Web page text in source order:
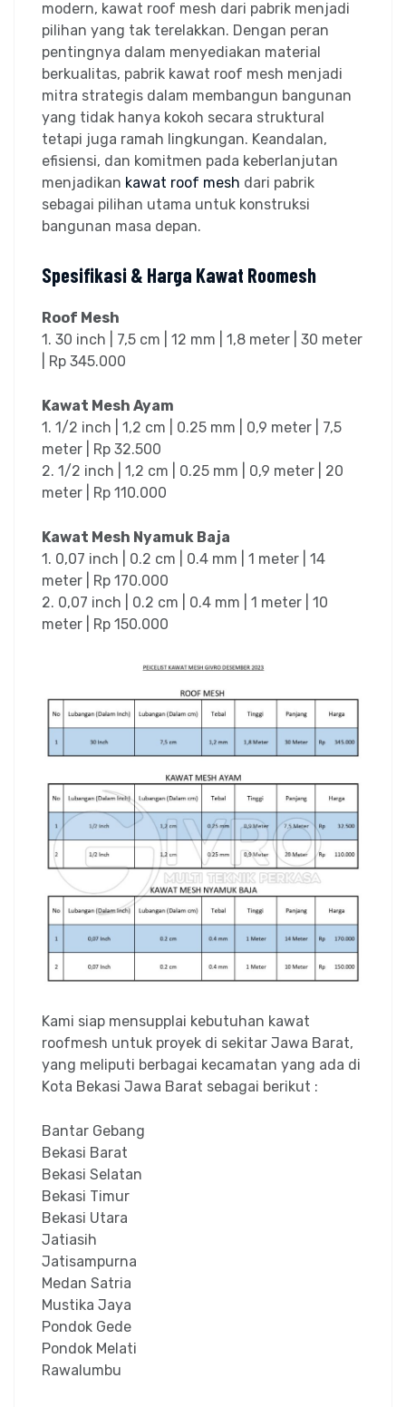
modern, kawat roof mesh dari pabrik menjadi
pilihan yang tak terelakkan. Dengan peran
pentingnya dalam menyediakan material
berkualitas, pabrik kawat roof mesh menjadi
mitra strategis dalam membangun bangunan
yang tidak hanya kokoh secara struktural
tetapi juga ramah lingkungan. Keandalan,
efisiensi, dan komitmen pada keberlanjutan
menjadikan kawat roof mesh dari pabrik
sebagai pilihan utama untuk konstruksi
bangunan masa depan.
Spesifikasi & Harga Kawat Roomesh
Roof Mesh
1. 30 inch | 7,5 cm | 12 mm | 1,8 meter | 30 meter
| Rp 345.000
Kawat Mesh Ayam
1. 1/2 inch | 1,2 cm | 0.25 mm | 0,9 meter | 7,5
meter | Rp 32.500
2. 1/2 inch | 1,2 cm | 0.25 mm | 0,9 meter | 20
meter | Rp 110.000
Kawat Mesh Nyamuk Baja
1. 0,07 inch | 0.2 cm | 0.4 mm | 1 meter | 14
meter | Rp 170.000
2. 0,07 inch | 0.2 cm | 0.4 mm | 1 meter | 10
meter | Rp 150.000
Kami siap mensupplai kebutuhan kawat
roofmesh untuk proyek di sekitar Jawa Barat,
yang meliputi berbagai kecamatan yang ada di
Kota Bekasi Jawa Barat sebagai berikut :
Bantar Gebang
Bekasi Barat
Bekasi Selatan
Bekasi Timur
Bekasi Utara
Jatiasih
Jatisampurna
Medan Satria
Mustika Jaya
Pondok Gede
Pondok Melati
Rawalumbu